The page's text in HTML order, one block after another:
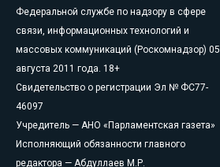
Федеральной службе по надзору в сфере
связи, информационных технологий и
массовых коммуникаций (Роскомнадзор) 05
августа 2011 года. 18+
Свидетельство о регистрации Эл № ФС77-
46097
Учредитель — АНО «Парламентская газета»
Исполняющий обязанности главного
редактора — Абдуллаев М.Р.